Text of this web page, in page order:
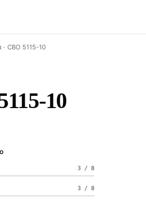
CBO 5115-10
10
3 / 8
3 / 8